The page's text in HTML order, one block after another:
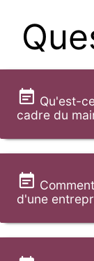
Qu'est-
cadre du
d'une